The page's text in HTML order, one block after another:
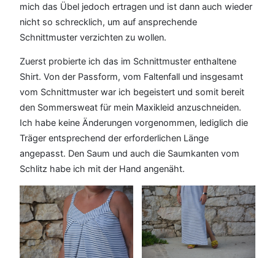
mich das Übel jedoch ertragen und ist dann auch wieder
nicht so schrecklich, um auf ansprechende
Schnittmuster verzichten zu wollen.
Zuerst probierte ich das im Schnittmuster enthaltene
Shirt. Von der Passform, vom Faltenfall und insgesamt
vom Schnittmuster war ich begeistert und somit bereit
den Sommersweat für mein Maxikleid anzuschneiden.
Ich habe keine Änderungen vorgenommen, lediglich die
Träger entsprechend der erforderlichen Länge
angepasst. Den Saum und auch die Saumkanten vom
Schlitz habe ich mit der Hand angenäht.